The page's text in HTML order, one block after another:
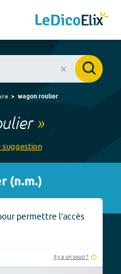
wagon roulier
»
suggestion
(n.m.)
permettre l’accès
Il y a un souci ?